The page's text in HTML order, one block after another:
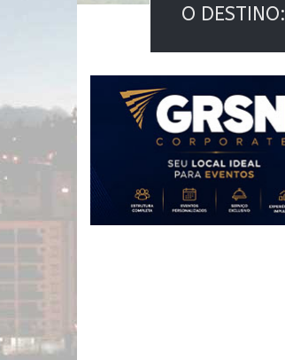
O DESTINO: